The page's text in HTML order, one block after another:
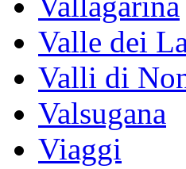
Valle dei
Valli di
Valsugana
Viaggi